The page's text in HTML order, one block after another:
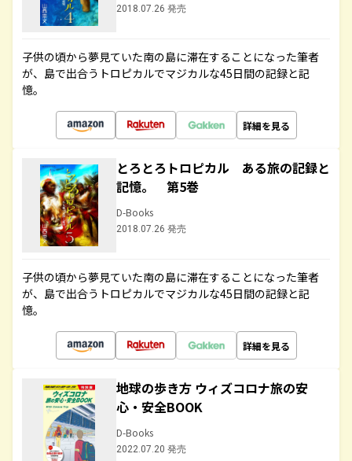
2018.07.26 発売
子供の頃から夢見ていた南の島に滞在することになった筆者
が、島で出合うトロピカルでマジカルな45日間の記録と記
憶。
詳細を見る
とろとろトロピカル ある旅の記録と
記憶。 第5巻
D-Books
2018.07.26 発売
子供の頃から夢見ていた南の島に滞在することになった筆者
が、島で出合うトロピカルでマジカルな45日間の記録と記
憶。
詳細を見る
地球の歩き方 ウィズコロナ旅の安
心・安全BOOK
D-Books
2022.07.20 発売